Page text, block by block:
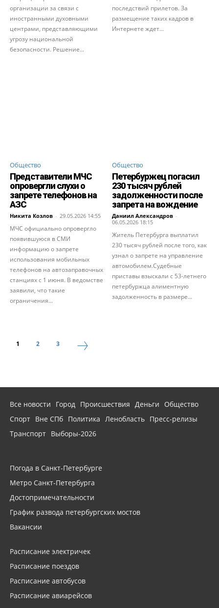
организации за связи с
иностранными духовными
центрами, представляющими
угрозу национальной
безопасности. Решение...
последствий прилетов. За
размещение таких кадров в
Интернете ждет...
Общество
Представители МЧС
опровергли слухи о
запрете телефонов на
АЗС
Никита Козлов - 29.05.2026 14:55
МЧС официально опровергло
появившуюся в СМИ
информацию о запрете
использования мобильных
телефонов на автозаправочных
станциях с 1 июня. В ведомстве
заявили, что такие
ограничения...
Общество
Петербуржец погасил
230 тысяч рублей
задолженности после
запрета на вождение
Даниил Александров -
06.05.2026 18:15
Житель Петербурга выплатил
230 тысяч рублей после того, как
узнал о запрете на управление
автомобилем.Судебные
приставы взыскали с 53-летнего
петербуржца алиментную
задолженность в размере...
1 2 3
Все новости Город Происшествия Деньги
Общество
Спорт Вне СПб Политика Ленобласть Пресс-релизы
Транспорт Выборы-2026
Погода в Санкт-Петербурге
Метро Санкт-Петербурга
Достопримечательности
График развода петербургских мостов
Вакансии
Расписание электричек
Расписание поездов
Расписание автобусов
Расписание авиарейсов